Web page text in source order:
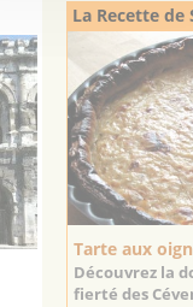
La Recette de
Tarte aux
Découvrez la
fierté des